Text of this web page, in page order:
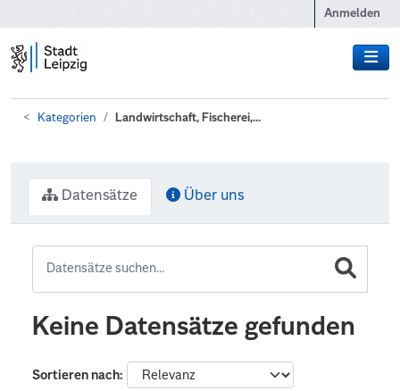
Anmelden
Kategorien Landwirtschaft, Fischerei,...
Datensätze Über uns
Keine Datensätze gefunden
Sortieren nach